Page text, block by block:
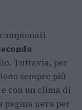
Tuttavia, per
sempre più
con un clima di
pagina nera per